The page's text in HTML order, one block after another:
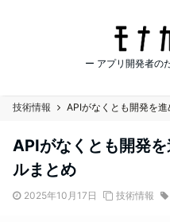
ー アプリ開発者の
技術情報 APIがなくとも開発を
APIがなくとも開発
ルまとめ
2025年10月17日 技術情報